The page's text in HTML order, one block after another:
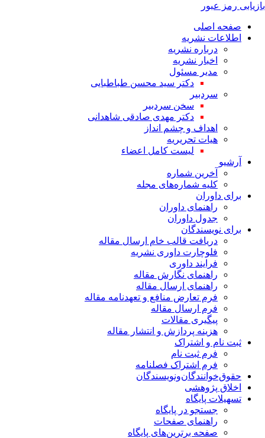
رمز عبور
صفحه اصلی
اطلاعات نشریه
درباره نشریه
اخبار نشریه
مدیر مسئول
دکتر سید محسن طباطبایی
سردبیر
سخن سردبیر
دکتر مهدی صادقی شاهدانی
اهداف و چشم انداز
هیات تحریریه
لیست کامل اعضاء
آرشیو
آخرین شماره
کلیه شماره‌های مجله
برای داوران
راهنمای داوران
جدول داوران
برای نویسندگان
دریافت قالب خام ارسال مقاله
فلوچارت داوری نشریه
فرایند داوری
راهنمای نگارش مقاله
راهنمای ارسال مقاله
فرم تعارض منافع و تعهدنامه مقاله
فرم ارسال مقاله
پیگیری مقالات
هزینه پردازش و انتشار مقاله
ثبت نام و اشتراک
فرم ثبت نام
فرم اشتراک فصلنامه
حقوق‌خوانندگان‌و‌نویسندگان
اخلاق پژوهشی
تسهیلات پایگاه
جستجو در پایگاه
راهنمای صفحات
صفحه برترین‌های پایگاه